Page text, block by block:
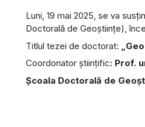
Luni, 19 mai 2025, se va
Doctorală de Geoştiinţe),
Titlul tezei de doctorat:
Coordonator ştiinţific: Prof.
Şcoala Doctorală de